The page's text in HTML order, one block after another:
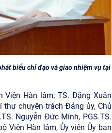
biểu chỉ đạo và giao nhiệm vụ tại
Viện Hàn lâm; TS. Đặng Xuân
thư chuyên trách Đảng ủy, Chủ
Nguyễn Đức Minh, PGS.TS.
Viện Hàn lâm, Ủy viên Ủy ban